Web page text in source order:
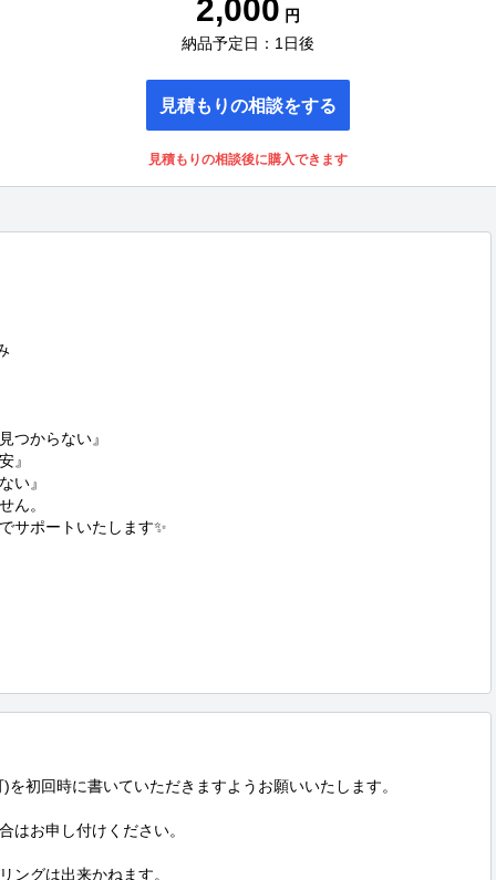
2,000 円
納品予定日：1日後
見積もりの相談をする
見積もりの相談後に購入できます
つからない』
』
い』
ん。
サポートいたします✨
初回時に書いていただきますようお願いいたします。
はお申し付けください。
ングは出来かねます。